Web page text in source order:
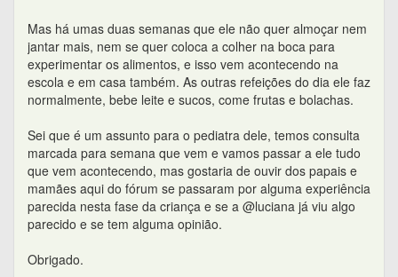
Mas há umas duas semanas que ele não quer almoçar nem
jantar mais, nem se quer coloca a colher na boca para
experimentar os alimentos, e isso vem acontecendo na
escola e em casa também. As outras refeições do dia ele faz
normalmente, bebe leite e sucos, come frutas e bolachas.
Sei que é um assunto para o pediatra dele, temos consulta
marcada para semana que vem e vamos passar a ele tudo
que vem acontecendo, mas gostaria de ouvir dos papais e
mamães aqui do fórum se passaram por alguma experiência
parecida nesta fase da criança e se a @luciana já viu algo
parecido e se tem alguma opinião.
Obrigado.